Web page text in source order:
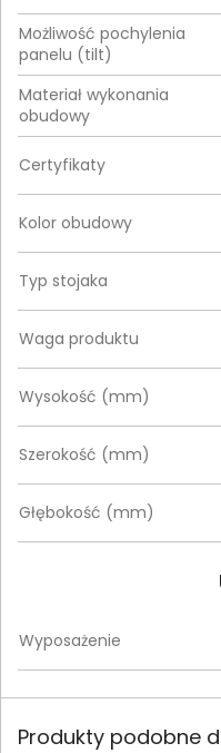
Możliwość pochylenia
panelu (tilt)
Materiał wykonania
obudowy
Certyfikaty
Kolor obudowy
Typ stojaka
Waga produktu
Wysokość (mm)
Szerokość (mm)
Głębokość (mm)
Wyposażenie
Produkty podobne